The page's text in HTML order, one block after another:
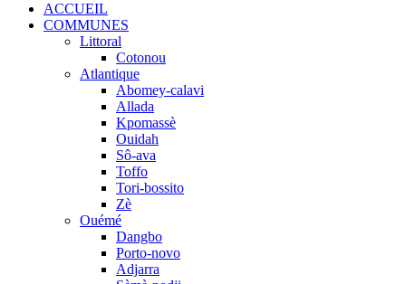
ACCUEIL
COMMUNES
Littoral
Cotonou
Atlantique
Abomey-calavi
Allada
Kpomassè
Ouidah
Sô-ava
Toffo
Tori-bossito
Zè
Ouémé
Dangbo
Porto-novo
Adjarra